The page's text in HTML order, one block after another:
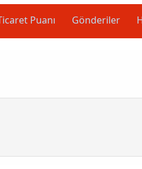
Puanı Gönderiler